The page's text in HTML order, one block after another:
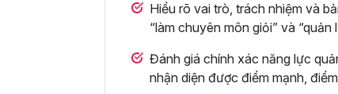
Hiểu rõ vai trò, trách nhiệm và
“làm chuyên môn giỏi” và “quản
Đánh giá chính xác năng lực
nhận diện được điểm mạnh,